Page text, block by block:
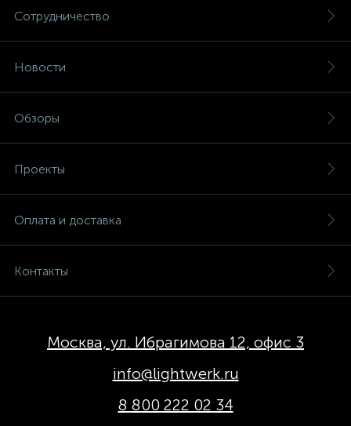
Сотрудничество
Новости
Обзоры
Проекты
Оплата и доставка
Контакты
Москва, ул. Ибрагимова 12, офис 3
info@lightwerk.ru
8 800 222 02 34